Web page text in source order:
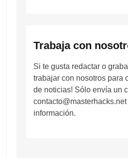
Trabaja con
Si te gusta redactar o
trabajar con nosotros para
de noticias! Sólo envía un
información.